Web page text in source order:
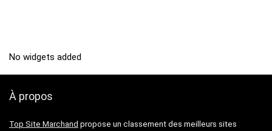
No widgets added
À propos
Top Site Marchand propose un classement des meilleurs sites